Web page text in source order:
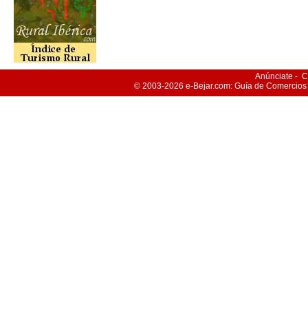
Anúnciate -
© 2003-2026 e-Bejar.com: Guía de